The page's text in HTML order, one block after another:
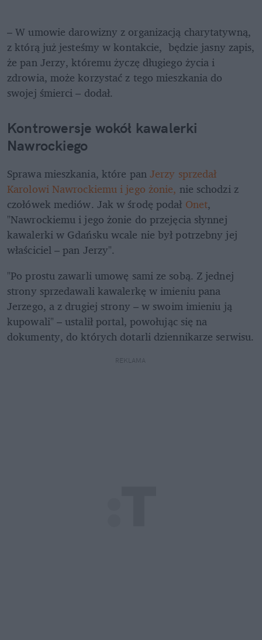
– W umowie darowizny z organizacją charytatywną,
z którą już jesteśmy w kontakcie,  będzie jasny zapis,
że pan Jerzy, któremu życzę długiego życia i
zdrowia, może korzystać z tego mieszkania do
swojej śmierci – dodał.
Kontrowersje wokół kawalerki
Nawrockiego
Sprawa mieszkania, które pan Jerzy sprzedał
Karolowi Nawrockiemu i jego żonie, nie schodzi z
czołówek mediów. Jak w środę podał Onet,
"Nawrockiemu i jego żonie do przejęcia słynnej
kawalerki w Gdańsku wcale nie był potrzebny jej
właściciel – pan Jerzy".
"Po prostu zawarli umowę sami ze sobą. Z jednej
strony sprzedawali kawalerkę w imieniu pana
Jerzego, a z drugiej strony – w swoim imieniu ją
kupowali" – ustalił portal, powołując się na
REKLAMA